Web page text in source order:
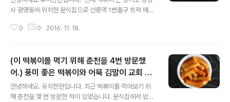
0 떡볶이
시 광명동에 위치한 분식집으로 선릉역 1번출구 트럭 매운
2016년 11월 11일. 11월 16일 방문하다. 광명 전통시장
0 0 2016. 11. 18.
(이 떡볶이를 먹기 위해 춘천을 4번 방문했
어.) 풍미 좋은 떡볶이와 어묵 김말이 교회 바
자회를 통해 먹어봤더니 -성결 교회 바자회
안녕하세요. 유치찬란입니다. 최근 떡볶이를 먹어보기 위
해 춘천을 몇 번 방문한 적이 있었습니다. 분식집에서 밥집